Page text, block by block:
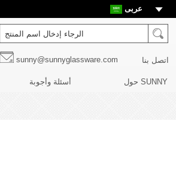
عربى
sunny@sunnyglassware.com اتصل بنا
أسئلة وأجوبة حول SUNNY